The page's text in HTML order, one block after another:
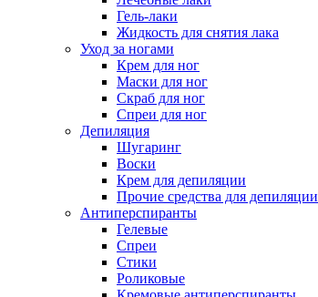
Гель-лаки
Жидкость для снятия лака
Уход за ногами
Крем для ног
Маски для ног
Скраб для ног
Спреи для ног
Депиляция
Шугаринг
Воски
Крем для депиляции
Прочие средства для депиляции
Антиперспиранты
Гелевые
Спреи
Стики
Роликовые